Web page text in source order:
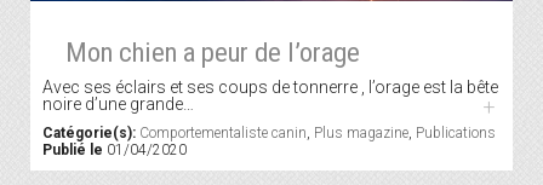
Mon chien a peur de l’orage
Avec ses éclairs et ses coups de tonnerre , l’orage est la bête
noire d’une grande…
+
Catégorie(s): Comportementaliste canin Plus magazine Publications
Publié le 01/04/2020